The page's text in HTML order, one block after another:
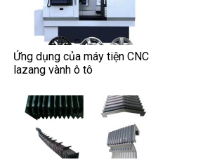
Ứng dụng của máy tiện CNC
lazang vành ô tô